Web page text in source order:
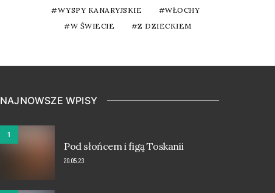
WYSPY KANARYJSKIE
WŁOCHY
W ŚWIECIE
Z DZIECKIEM
NAJNOWSZE WPISY
1
Pod słońcem i figą Toskanii
20.05.23